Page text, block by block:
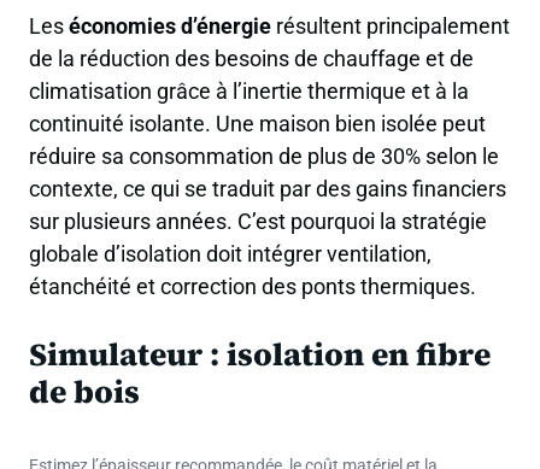
Leséconomies d’énergie résultent principalement
de la réduction des besoins de chauffage et de
climatisation grâce à l’inertie thermique et à la
continuité isolante. Une maison bien isolée peut
réduire sa consommation de plus de 30% selon le
contexte, ce qui se traduit par des gains financiers
sur plusieurs années. C’est pourquoi la stratégie
globale d’isolation doit intégrer ventilation,
étanchéité et correction des ponts thermiques.
Simulateur : isolation en fibre
de bois
Estimez l’épaisseur recommandée, le coût matériel et la